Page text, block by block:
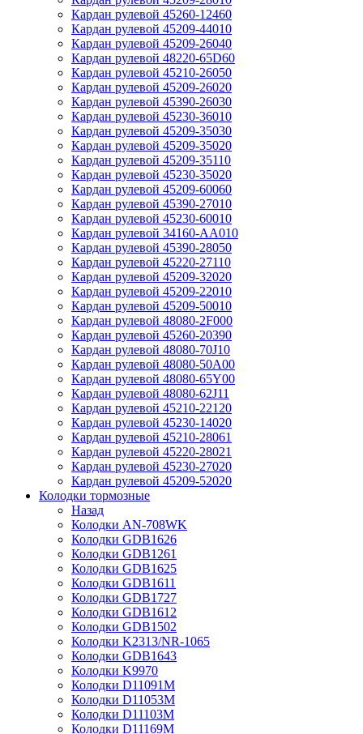
Кардан рулевой 45260-12460
Кардан рулевой 45209-44010
Кардан рулевой 45209-26040
Кардан рулевой 48220-65D60
Кардан рулевой 45210-26050
Кардан рулевой 45209-26020
Кардан рулевой 45390-26030
Кардан рулевой 45230-36010
Кардан рулевой 45209-35030
Кардан рулевой 45209-35020
Кардан рулевой 45209-35110
Кардан рулевой 45230-35020
Кардан рулевой 45209-60060
Кардан рулевой 45390-27010
Кардан рулевой 45230-60010
Кардан рулевой 34160-AA010
Кардан рулевой 45390-28050
Кардан рулевой 45220-27110
Кардан рулевой 45209-32020
Кардан рулевой 45209-22010
Кардан рулевой 45209-50010
Кардан рулевой 48080-2F000
Кардан рулевой 45260-20390
Кардан рулевой 48080-70J10
Кардан рулевой 48080-50A00
Кардан рулевой 48080-65Y00
Кардан рулевой 48080-62J11
Кардан рулевой 45210-22120
Кардан рулевой 45230-14020
Кардан рулевой 45210-28061
Кардан рулевой 45220-28021
Кардан рулевой 45230-27020
Кардан рулевой 45209-52020
Колодки тормозные
Назад
Колодки AN-708WK
Колодки GDB1626
Колодки GDB1261
Колодки GDB1625
Колодки GDB1611
Колодки GDB1727
Колодки GDB1612
Колодки GDB1502
Колодки K2313/NR-1065
Колодки GDB1643
Колодки K9970
Колодки D11091M
Колодки D11053M
Колодки D11103M
Колодки D11169M